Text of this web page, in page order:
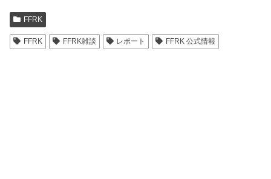
FFRK
FFRK FFRK雑談 レポート FFRK 公式情報